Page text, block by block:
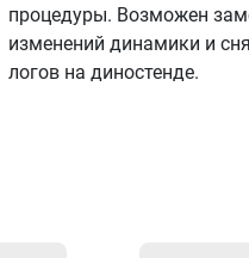
процедуры. Возможен
изменений динамики и
логов на диностенде.